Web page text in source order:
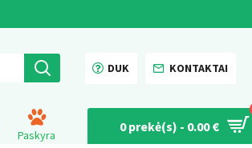
DUK KONTAKTAI
Paskyra
0 prekė(s) - 0.00 €